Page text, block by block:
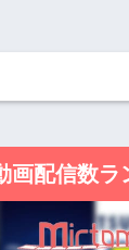
画配信数ラ